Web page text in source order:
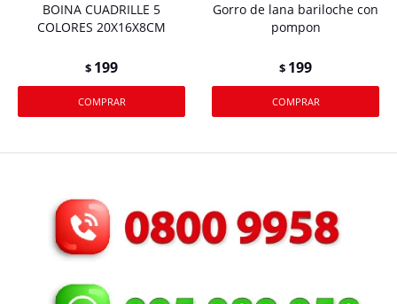
BOINA CUADRILLE 5
COLORES 20X16X8CM
$ 199
Gorro de lana bariloche con
pompon
$ 199